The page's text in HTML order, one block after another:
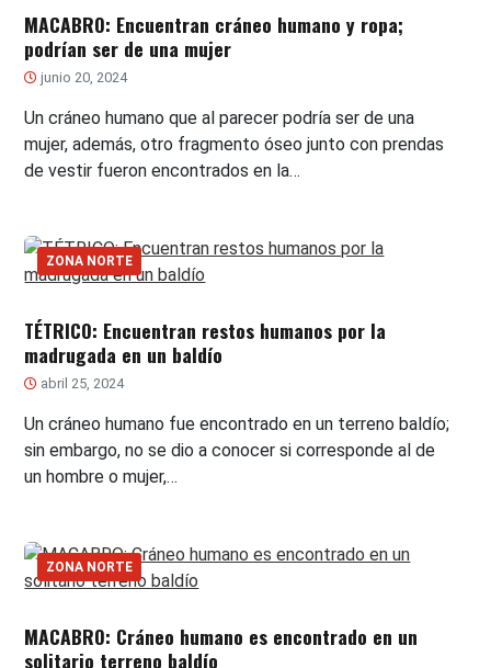
MACABRO: Encuentran cráneo humano y ropa;
podrían ser de una mujer
junio 20, 2024
Un cráneo humano que al parecer podría ser de una
mujer, además, otro fragmento óseo junto con prendas
de vestir fueron encontrados en la…
ZONA NORTE
TÉTRICO: Encuentran restos humanos por la
madrugada en un baldío
abril 25, 2024
Un cráneo humano fue encontrado en un terreno baldío;
sin embargo, no se dio a conocer si corresponde al de
un hombre o mujer,…
ZONA NORTE
MACABRO: Cráneo humano es encontrado en un
solitario terreno baldío